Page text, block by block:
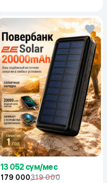
13 052 сум/мес
179 000319 000